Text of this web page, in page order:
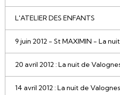
L'ATELIER DES ENFANTS
9 juin 2012 - St MAXIMIN - La
20 avril 2012 : La nuit de
14 avril 2012 : La nuit de